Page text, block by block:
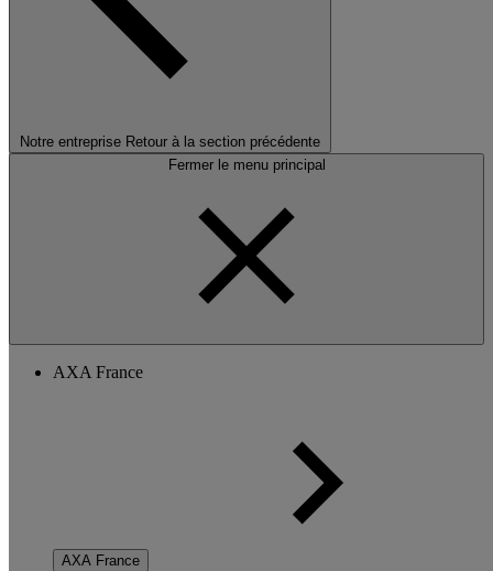
Notre entreprise Retour à la section précédente
Fermer le menu principal
AXA France
AXA France